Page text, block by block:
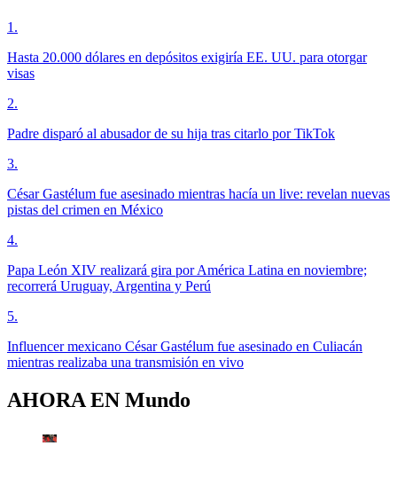
1 .
Hasta 20.000 dólares en depósitos exigiría EE. UU. para otorgar
visas
2.
Padre disparó al abusador de su hija tras citarlo por TikTok
3.
César Gastélum fue asesinado mientras hacía un live: revelan nuevas
pistas del crimen en México
4.
Papa León XIV realizará gira por América Latina en noviembre;
recorrerá Uruguay, Argentina y Perú
5.
Influencer mexicano César Gastélum fue asesinado en Culiacán
mientras realizaba una transmisión en vivo
AHORA EN Mundo